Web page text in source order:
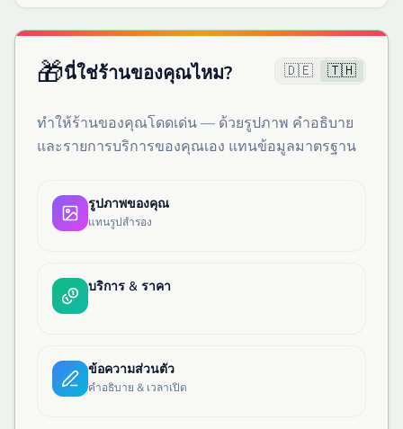
🎁นี่ใช่ร้านของคุณไหม? 🇩🇪 🇹🇭
ทำให้ร้านของคุณโดดเด่น — ด้วยรูปภาพ คำอธิบาย
และรายการบริการของคุณเอง แทนข้อมูลมาตรฐาน
รูปภาพของคุณ
แทนรูปสำรอง
บริการ & ราคา
ข้อความส่วนตัว
คำอธิบาย & เวลาเปิด